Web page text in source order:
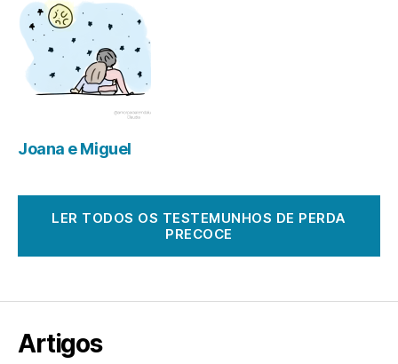
Joana e Miguel
LER TODOS OS TESTEMUNHOS DE PERDA
PRECOCE
Artigos